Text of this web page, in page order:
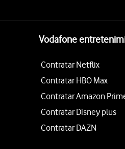
Vodafone
Contratar Netflix
Contratar HBO Max
Contratar Amazon
Contratar Disney plus
Contratar DAZN